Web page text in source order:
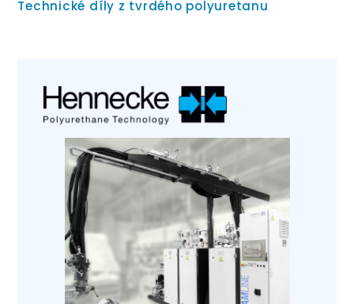
Technické díly z tvrdého polyuretanu